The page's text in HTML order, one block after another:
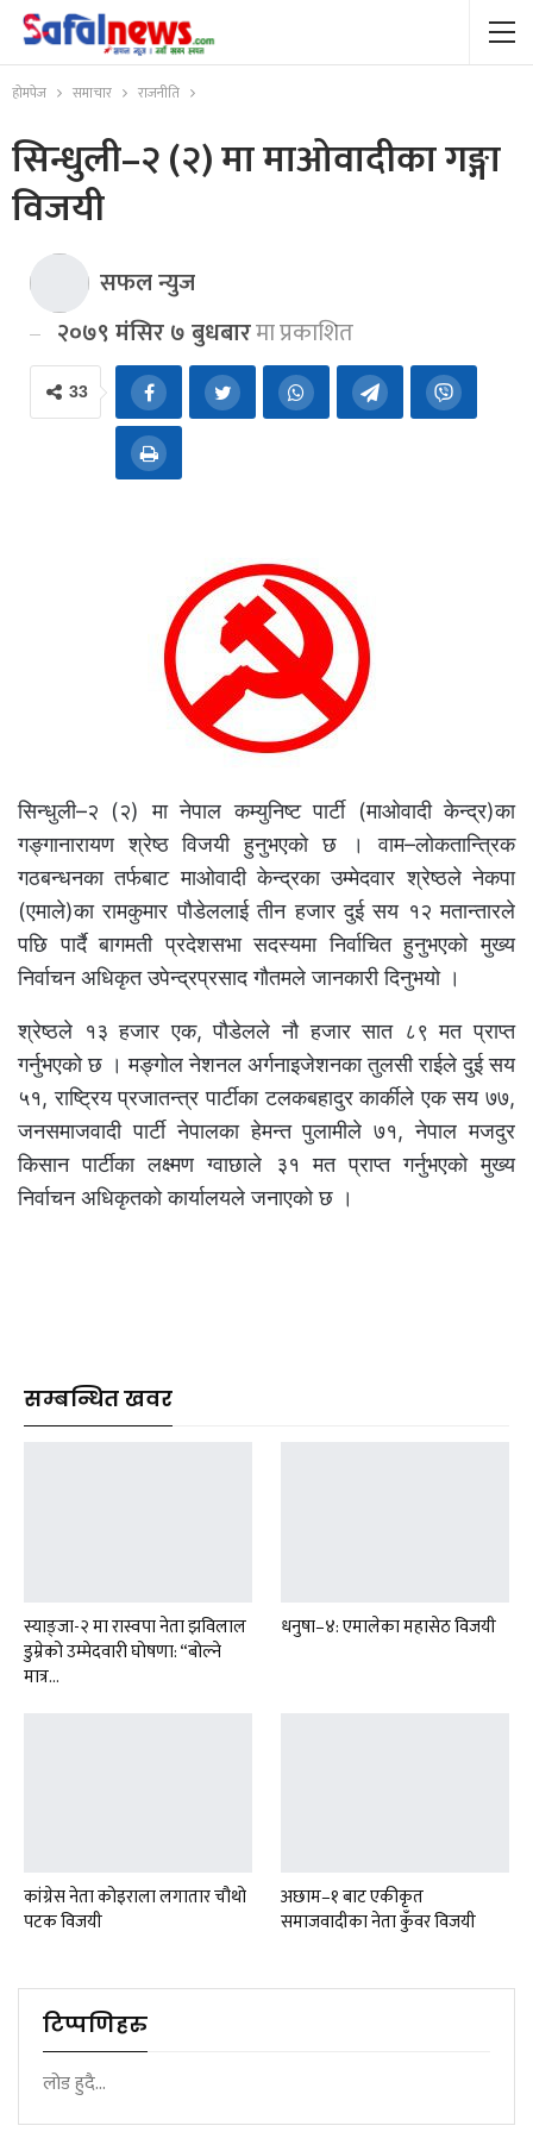
होमपेज समाचार राजनीति
सिन्धुली–२ (२) मा माओवादीका गङ्गा
विजयी
सफल न्युज
२०७९ मंसिर ७ बुधबारमा प्रकाशित
33
सिन्धुली–२ (२) मा नेपाल कम्युनिष्ट पार्टी (माओवादी केन्द्र)का
गङ्गानारायण श्रेष्ठ विजयी हुनुभएको छ । वाम–लोकतान्त्रिक
गठबन्धनका तर्फबाट माओवादी केन्द्रका उम्मेदवार श्रेष्ठले नेकपा
(एमाले)का रामकुमार पौडेललाई तीन हजार दुई सय १२ मतान्तारले
पछि पार्दै बागमती प्रदेशसभा सदस्यमा निर्वाचित हुनुभएको मुख्य
निर्वाचन अधिकृत उपेन्द्रप्रसाद गौतमले जानकारी दिनुभयो ।
श्रेष्ठले १३ हजार एक, पौडेलले नौ हजार सात ८९ मत प्राप्त
गर्नुभएको छ । मङ्गोल नेशनल अर्गनाइजेशनका तुलसी राईले दुई सय
५१, राष्ट्रिय प्रजातन्त्र पार्टीका टलकबहादुर कार्कीले एक सय ७७,
जनसमाजवादी पार्टी नेपालका हेमन्त पुलामीले ७१, नेपाल मजदुर
किसान पार्टीका लक्ष्मण ग्वाछाले ३१ मत प्राप्त गर्नुभएको मुख्य
निर्वाचन अधिकृतको कार्यालयले जनाएको छ ।
सम्बन्धित खवर
स्याङ्जा-२ मा रास्वपा नेता झविलाल
डुम्रेको उम्मेदवारी घोषणा: “बोल्ने
मात्र…
धनुषा–४: एमालेका महासेठ विजयी
कांग्रेस नेता कोइराला लगातार चौथो
पटक विजयी
अछाम–१ बाट एकीकृत
समाजवादीका नेता कुँवर विजयी
टिप्पणिहरु
लोड हुदै...